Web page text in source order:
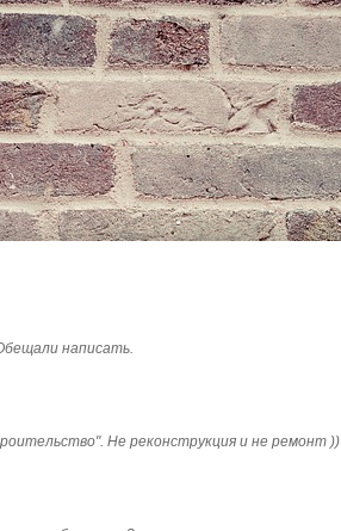
написать.
Не реконструкция и не ремонт ))